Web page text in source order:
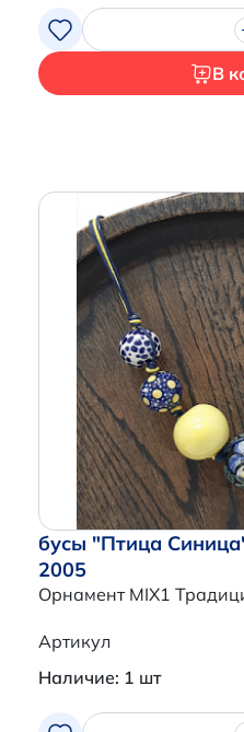
В
бусы "Птица
2005
Орнамент MIX1
Артикул
Наличие: 1 шт